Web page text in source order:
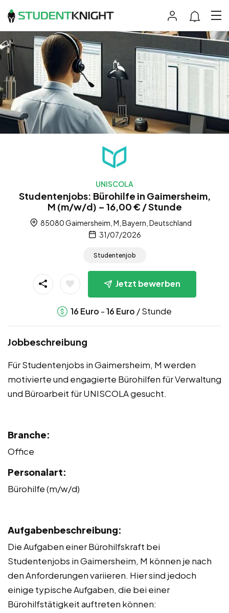
UNISCOLA
Studentenjobs: Bürohilfe in Gaimersheim,
M (m/w/d) – 16,00 € / Stunde
85080 Gaimersheim, M, Bayern, Deutschland
31/07/2026
Studentenjob
Jetzt bewerben
16 Euro -16 Euro / Stunde
Jobbeschreibung
Für Studentenjobs in Gaimersheim, M werden
motivierte und engagierte Bürohilfen für Verwaltung
und Büroarbeit für UNISCOLA gesucht.
Branche:
Office
Personalart:
Bürohilfe (m/w/d)
Aufgabenbeschreibung:
Die Aufgaben einer Bürohilfskraft bei
Studentenjobs in Gaimersheim, M können je nach
den Anforderungen variieren. Hier sind jedoch
einige typische Aufgaben, die bei einer
Bürohilfstätigkeit auftreten können: